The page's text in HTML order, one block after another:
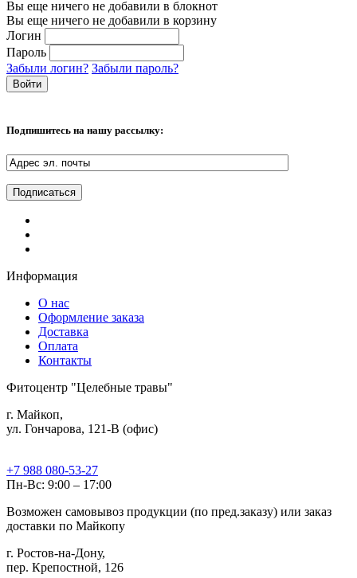
Вы еще ничего не добавили в блокнот
Вы еще ничего не добавили в корзину
Логин
Пароль
Забыли логин? Забыли пароль?
Подпишитесь на нашу рассылку:
Информация
О нас
Оформление заказа
Доставка
Оплата
Контакты
Фитоцентр "Целебные травы"
г. Майкоп,
ул. Гончарова, 121-В (офис)
+7 988 080-53-27
Пн-Вс: 9:00 – 17:00
Возможен самовывоз продукции (по пред.заказу) или заказ
доставки по Майкопу
г. Ростов-на-Дону,
пер. Крепостной, 126